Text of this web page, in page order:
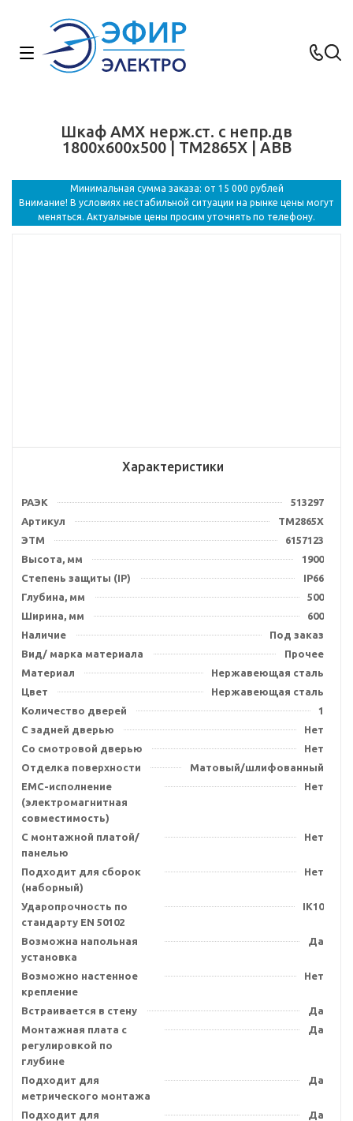
Шкаф AMX нерж.ст. с непр.дв
1800x600x500 | TM2865X | ABB
Минимальная сумма заказа: от 15 000 рублей
Внимание! В условиях нестабильной ситуации на рынке цены могут
меняться. Актуальные цены просим уточнять по телефону.
Характеристики
РАЭК
513297
Артикул
TM2865X
ЭТМ
6157123
Высота, мм
1900
Степень защиты (IP)
IP66
Глубина, мм
500
Ширина, мм
600
Наличие
Под заказ
Вид/ марка материала
Прочее
Материал
Нержавеющая сталь
Цвет
Нержавеющая сталь
Количество дверей
1
С задней дверью
Нет
Со смотровой дверью
Нет
Отделка поверхности
Матовый/шлифованный
EMC-исполнение
(электромагнитная
совместимость)
Нет
С монтажной платой/
панелью
Нет
Подходит для сборок
(наборный)
Нет
Ударопрочность по
стандарту EN 50102
IK10
Возможна напольная
установка
Да
Возможно настенное
крепление
Нет
Встраивается в стену
Да
Монтажная плата с
регулировкой по
глубине
Да
Подходит для
метрического монтажа
Да
Подходит для
Да